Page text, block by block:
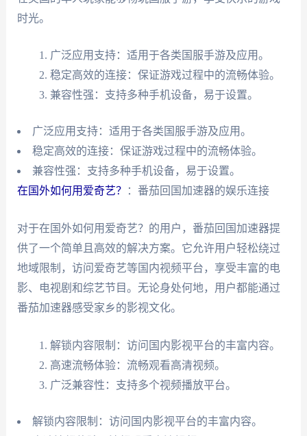
时光。
广泛应用支持：适用于各类国服手游及应用。
稳定高效的连接：保证游戏过程中的流畅体验。
兼容性强：支持多种手机设备，易于设置。
广泛应用支持：适用于各类国服手游及应用。
稳定高效的连接：保证游戏过程中的流畅体验。
兼容性强：支持多种手机设备，易于设置。
在国外如何用爱奇艺？
：番茄回国加速器的娱乐连接
对于在国外如何用爱奇艺？的用户，番茄回国加速器提
供了一个简单且高效的解决方案。它允许用户轻松绕过
地域限制，访问爱奇艺等国内视频平台，享受丰富的电
影、电视剧和综艺节目。无论身处何地，用户都能通过
番茄加速器感受家乡的影视文化。
解锁内容限制：访问国内影视平台的丰富内容。
高速流畅体验：流畅观看高清视频。
广泛兼容性：支持多个视频播放平台。
解锁内容限制：访问国内影视平台的丰富内容。